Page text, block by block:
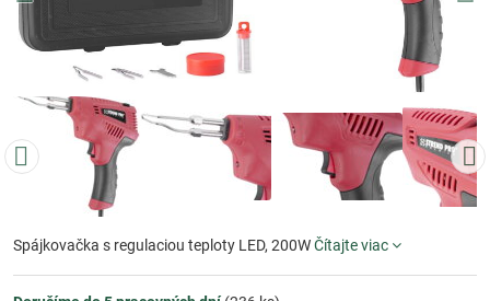
Spájkovačka s regulaciou teploty LED, 200WČítajte viac